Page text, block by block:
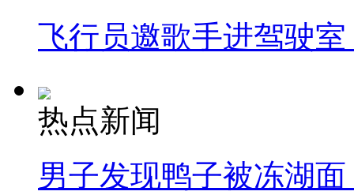
飞行员邀歌手进驾驶
热点新闻
男子发现鸭子被冻湖